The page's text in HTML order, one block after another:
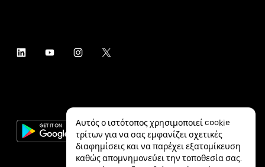
Αυτός ο ιστότοπος χρησιμοποιεί cookie
τρίτων για να σας εμφανίζει σχετικές
διαφημίσεις και να παρέχει εξατομίκευση
καθώς απομνημονεύει την τοποθεσία σας.